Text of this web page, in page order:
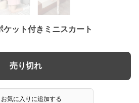
ケット付きミニスカート
売り切れ
お気に入りに追加する